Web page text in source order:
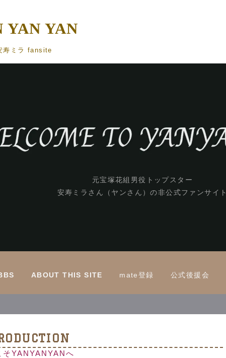
YAN YAN
寿ミラ fansite
元宝塚花組男役トップスター
安寿ミラさん（ヤンさん）の非公式ファンサイト
ABOUT THIS SITE mate登録 公式後援会
そYANYANYANへ